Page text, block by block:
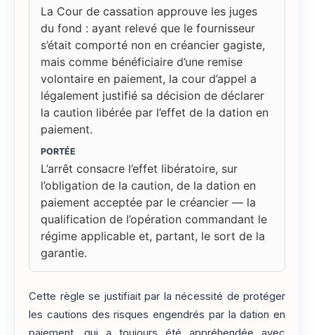
La Cour de cassation approuve les juges
du fond : ayant relevé que le fournisseur
s’était comporté non en créancier gagiste,
mais comme bénéficiaire d’une remise
volontaire en paiement, la cour d’appel a
légalement justifié sa décision de déclarer
la caution libérée par l’effet de la dation en
paiement.
PORTÉE
L’arrêt consacre l’effet libératoire, sur
l’obligation de la caution, de la dation en
paiement acceptée par le créancier — la
qualification de l’opération commandant le
régime applicable et, partant, le sort de la
garantie.
Cette règle se justifiait par la nécessité de protéger
les cautions des risques engendrés par la dation en